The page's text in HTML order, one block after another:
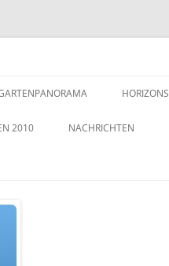
HORIZONS
2010 NACHRICHTEN